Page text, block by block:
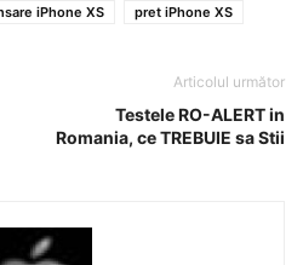
iPhone XS pret iPhone XS
Articolul următor
Testele RO-ALERT in
Romania, ce TREBUIE sa Stii